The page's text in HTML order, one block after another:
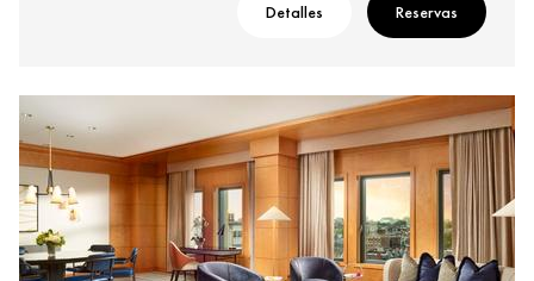
Detalles Reservas